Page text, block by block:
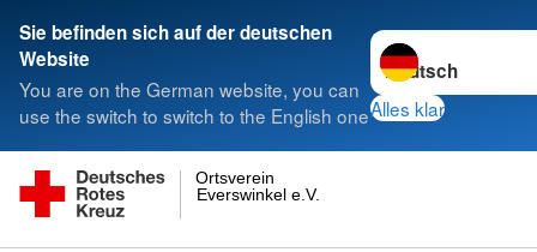
Sie befinden sich auf der deutschen
Website
You are on the German website, you can
use the switch to switch to the English one
Sprache wechseln
Alles klar
Everswinkel e.V.
Ortsverein